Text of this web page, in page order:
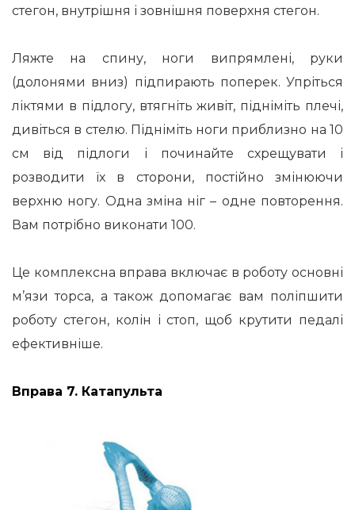
стегон, внутрішня і зовнішня поверхня стегон.
Ляжте на спину, ноги випрямлені, руки
(долонями вниз) підпирають поперек. Упріться
ліктями в підлогу, втягніть живіт, підніміть плечі,
дивіться в стелю. Підніміть ноги приблизно на 10
см від підлоги і починайте схрещувати і
розводити їх в сторони, постійно змінюючи
верхню ногу. Одна зміна ніг – одне повторення.
Вам потрібно виконати 100.
Це комплексна вправа включає в роботу основні
м’язи торса, а також допомагає вам поліпшити
роботу стегон, колін і стоп, щоб крутити педалі
ефективніше.
Вправа 7. Катапульта